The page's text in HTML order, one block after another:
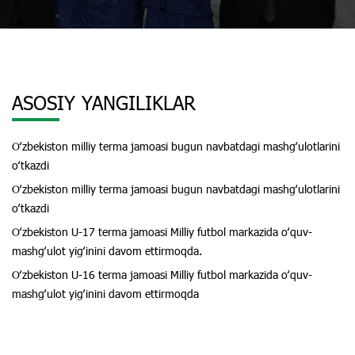
ASOSIY YANGILIKLAR
Oʻzbekiston milliy terma jamoasi bugun navbatdagi mashgʻulotlarini
oʻtkazdi
Oʻzbekiston milliy terma jamoasi bugun navbatdagi mashgʻulotlarini
oʻtkazdi
Oʻzbekiston U-17 terma jamoasi Milliy futbol markazida oʻquv-
mashgʻulot yigʻinini davom ettirmoqda.
Oʻzbekiston U-16 terma jamoasi Milliy futbol markazida oʻquv-
mashgʻulot yigʻinini davom ettirmoqda